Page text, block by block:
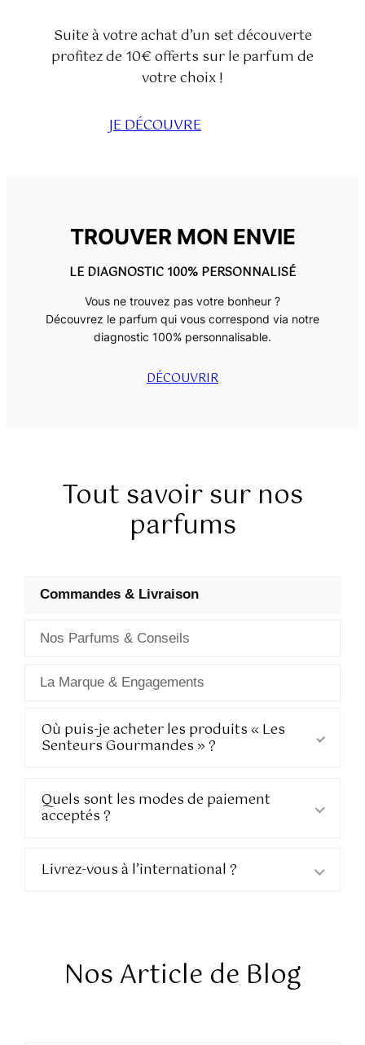
Suite à votre achat d’un set découverte
profitez de 10€ offerts sur le parfum de
votre choix !
JE DÉCOUVRE
TROUVER MON ENVIE
LE DIAGNOSTIC 100% PERSONNALISÉ
Vous ne trouvez pas votre bonheur ?
Découvrez le parfum qui vous correspond via notre
diagnostic 100% personnalisable.
DÉCOUVRIR
Tout savoir sur nos
parfums
Questions fréquentes
Commandes & Livraison
Nos Parfums & Conseils
La Marque & Engagements
Commandes & Livraison
Où puis-je acheter les produits « Les
Senteurs Gourmandes » ?
Quels sont les modes de paiement
acceptés ?
Livrez-vous à l’international ?
Nos Article de Blog